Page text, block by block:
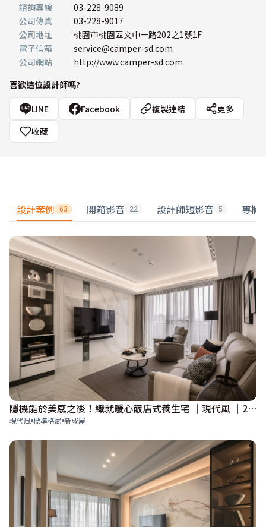
諮詢專線
03-228-9089
公司傳真
03-228-9017
公司地址
桃園市桃園區文中一路202之1號1F
電子信箱
service@camper-sd.com
公司網站
http://www.camper-sd.com
喜歡這位設計師嗎?
LINE Facebook 複製連結
更多
收藏
設計案例 63 開箱影音 22 設計師短影音 5 專欄
隱機能於美感之後！織就暖心飯店式養生宅 ｜現代風 ｜27坪
現代風 標準格局 新成屋